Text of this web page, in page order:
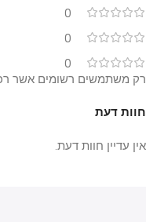
0
0
0
חוות דעת
אין עדיין חוות דעת.
רק משתמשים רשומים אשר